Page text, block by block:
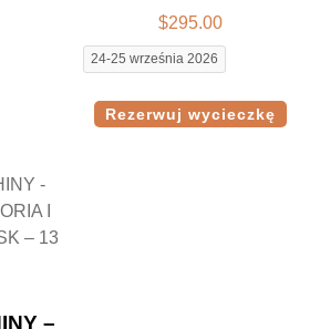
$295.00
24-25 września 2026
Rezerwuj wycieczkę
–